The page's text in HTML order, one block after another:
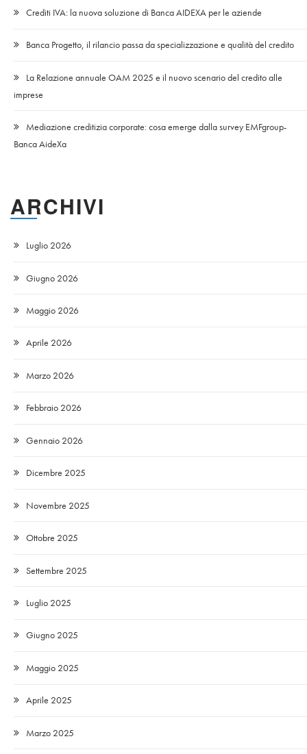
Crediti IVA: la nuova soluzione di Banca AIDEXA per le aziende
Banca Progetto, il rilancio passa da specializzazione e qualità del credito
La Relazione annuale OAM 2025 e il nuovo scenario del credito alle
imprese
Mediazione creditizia corporate: cosa emerge dalla survey EMFgroup-
Banca AideXa
ARCHIVI
Luglio 2026
Giugno 2026
Maggio 2026
Aprile 2026
Marzo 2026
Febbraio 2026
Gennaio 2026
Dicembre 2025
Novembre 2025
Ottobre 2025
Settembre 2025
Luglio 2025
Giugno 2025
Maggio 2025
Aprile 2025
Marzo 2025